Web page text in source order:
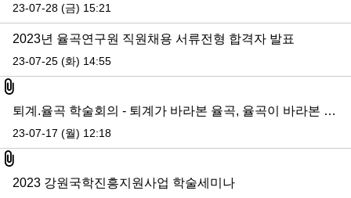
23-07-28 (금) 15:21
2023년 율곡연구원 직원채용 서류전형 합격자 발표
23-07-25 (화) 14:55
첨부파일
퇴계.율곡 학술회의 - 퇴계가 바라본 율곡, 율곡이 바라본 퇴계
23-07-17 (월) 12:18
첨부파일
2023 강원국학진흥지원사업 학술세미나